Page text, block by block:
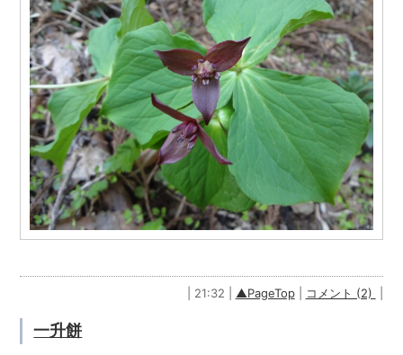
| 21:32 | ▲PageTop| コメント (2)
一升餅